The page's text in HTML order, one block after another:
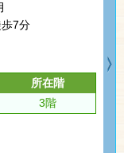
歩7分
所在階
3階